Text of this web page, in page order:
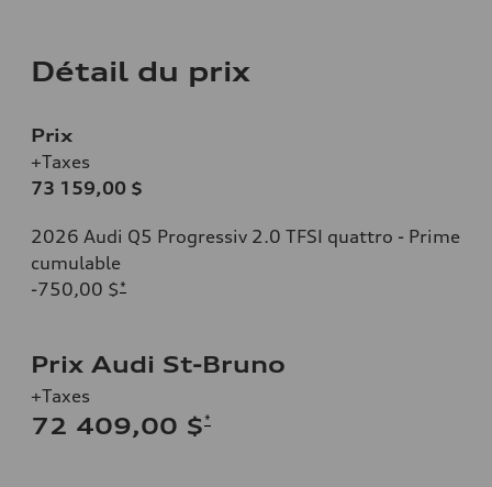
Détail du prix
Prix
+Taxes
73 159,00 $
2026 Audi Q5 Progressiv 2.0 TFSI quattro - Prime
cumulable
-750,00 $*
Prix Audi St-Bruno
+Taxes
72 409,00 $*